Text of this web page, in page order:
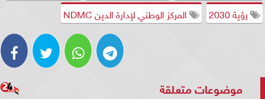
رؤية 2030
المركز الوطني لإدارة الدين NDMC
موضوعات متعلقة